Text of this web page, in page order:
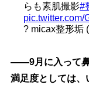
らも素肌撮影#
pic.twitter.com/
? micax整形垢
――9月に入って鼻
満足度としては、